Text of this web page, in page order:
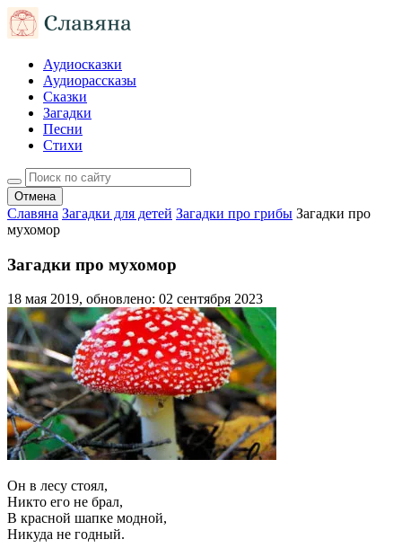
Аудиосказки
Аудиорассказы
Сказки
Загадки
Песни
Стихи
Отмена
Славяна Загадки для детей Загадки про грибы Загадки про
мухомор
Загадки про мухомор
18 мая 2019, обновлено: 02 сентября 2023
Он в лесу стоял,
Никто его не брал,
В красной шапке модной,
Никуда не годный.